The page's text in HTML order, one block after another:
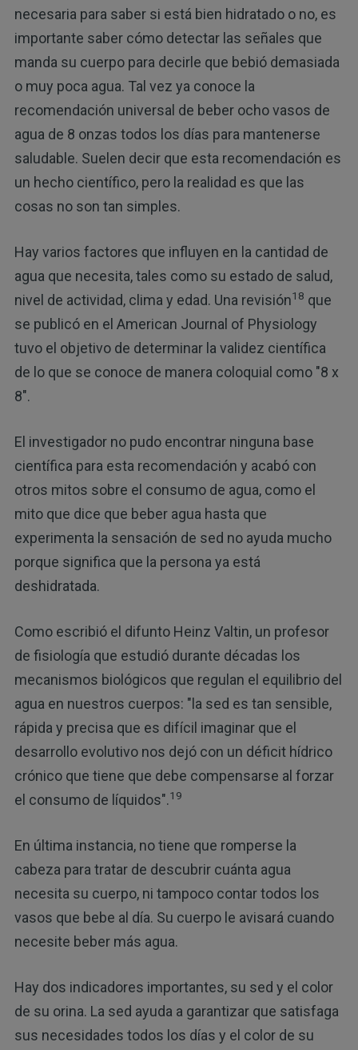
necesaria para saber si está bien hidratado o no, es
importante saber cómo detectar las señales que
manda su cuerpo para decirle que bebió demasiada
o muy poca agua. Tal vez ya conoce la
recomendación universal de beber ocho vasos de
agua de 8 onzas todos los días para mantenerse
saludable. Suelen decir que esta recomendación es
un hecho científico, pero la realidad es que las
cosas no son tan simples.
Hay varios factores que influyen en la cantidad de
agua que necesita, tales como su estado de salud,
nivel de actividad, clima y edad. Una revisión18 que
se publicó en el American Journal of Physiology
tuvo el objetivo de determinar la validez científica
de lo que se conoce de manera coloquial como "8 x
8".
El investigador no pudo encontrar ninguna base
científica para esta recomendación y acabó con
otros mitos sobre el consumo de agua, como el
mito que dice que beber agua hasta que
experimenta la sensación de sed no ayuda mucho
porque significa que la persona ya está
deshidratada.
Como escribió el difunto Heinz Valtin, un profesor
de fisiología que estudió durante décadas los
mecanismos biológicos que regulan el equilibrio del
agua en nuestros cuerpos: "la sed es tan sensible,
rápida y precisa que es difícil imaginar que el
desarrollo evolutivo nos dejó con un déficit hídrico
crónico que tiene que debe compensarse al forzar
el consumo de líquidos".19
En última instancia, no tiene que romperse la
cabeza para tratar de descubrir cuánta agua
necesita su cuerpo, ni tampoco contar todos los
vasos que bebe al día. Su cuerpo le avisará cuando
necesite beber más agua.
Hay dos indicadores importantes, su sed y el color
de su orina. La sed ayuda a garantizar que satisfaga
sus necesidades todos los días y el color de su